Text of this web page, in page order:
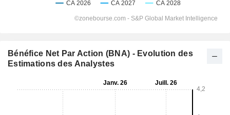
Bénéfice Net Par Action (BNA) - Evolution des
Estimations des Analystes